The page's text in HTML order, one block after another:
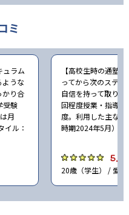
ミ
ュラム
ような
かり合
受験
月
イル：
【高校生時の通塾
ってから次のステ
自信を持って取り
回程度授業・指導
度。利用した主な
時期2024年5月）
5.0
20歳（学生） / 愛知